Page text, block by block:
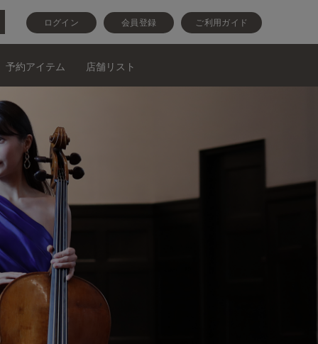
ログイン 会員登録 ご利用ガイド
予約アイテム 店舗リスト